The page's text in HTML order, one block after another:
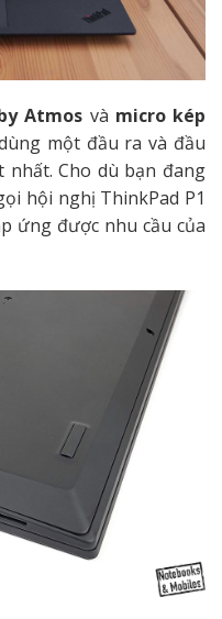
Atmos và micro kép
một đầu ra và đầu
Cho dù bạn đang
hội nghị ThinkPad P1
ứng được nhu cầu của